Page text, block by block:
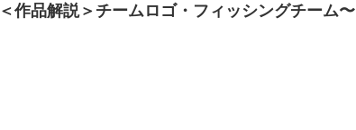
作品解説＞チームロゴ・フィッシングチーム〜